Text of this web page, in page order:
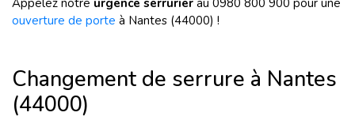
Appelez notre urgence serrurier au 0980 800 900 pour une
ouverture de porte à Nantes (44000) !
Changement de serrure à Nantes
(44000)